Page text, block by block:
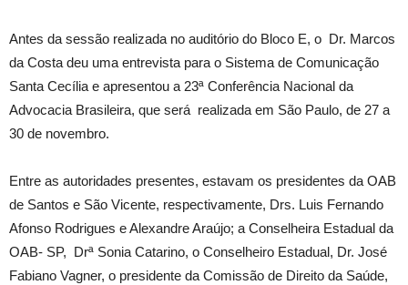
Antes da sessão realizada no auditório do Bloco E, o Dr. Marcos
da Costa deu uma entrevista para o Sistema de Comunicação
Santa Cecília e apresentou a 23ª Conferência Nacional da
Advocacia Brasileira, que será realizada em São Paulo, de 27 a
30 de novembro.
Entre as autoridades presentes, estavam os presidentes da OAB
de Santos e São Vicente, respectivamente, Drs. Luis Fernando
Afonso Rodrigues e Alexandre Araújo; a Conselheira Estadual da
OAB- SP, Drª Sonia Catarino, o Conselheiro Estadual, Dr. José
Fabiano Vagner, o presidente da Comissão de Direito da Saúde,